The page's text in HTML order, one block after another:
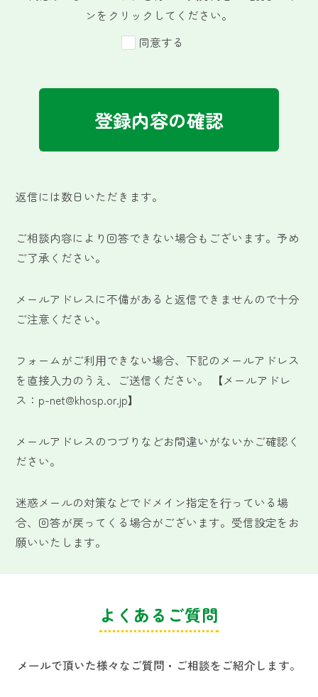
ンをクリックしてください。
同意する
登録内容の確認
返信には数日いただきます。
ご相談内容により回答できない場合もございます。予め
ご了承ください。
メールアドレスに不備があると返信できませんので十分
ご注意ください。
フォームがご利⽤できない場合、下記のメールアドレス
を直接入力のうえ、ご送信ください。 【メールアドレ
ス：p-net@khosp.or.jp】
メールアドレスのつづりなどお間違いがないかご確認く
ださい。
迷惑メールの対策などでドメイン指定を⾏っている場
合、回答が戻ってくる場合がございます。受信設定をお
願いいたします。
よくあるご質問
メールで頂いた様々なご質問・ご相談をご紹介します。